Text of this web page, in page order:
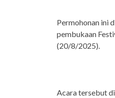
Permohonan ini
pembukaan
(20/8/2025).
Acara tersebut